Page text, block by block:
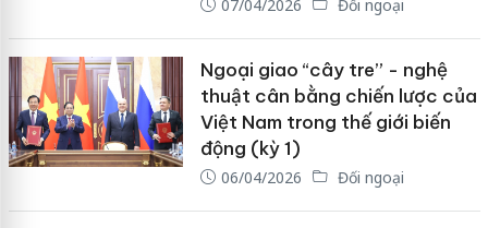
07/04/2026 Đối ngoại
Ngoại giao “cây tre” - nghệ
thuật cân bằng chiến lược của
Việt Nam trong thế giới biến
động (kỳ 1)
06/04/2026 Đối ngoại